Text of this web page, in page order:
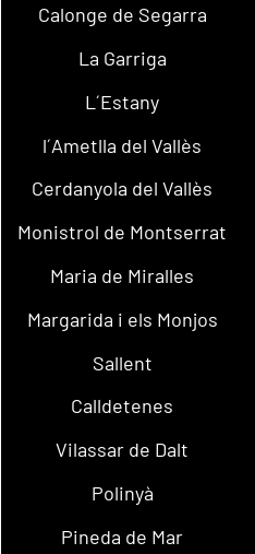
Calonge de Segarra
La Garriga
L´Estany
l´Ametlla del Vallès
Cerdanyola del Vallès
Monistrol de Montserrat
Maria de Miralles
Margarida i els Monjos
Sallent
Calldetenes
Vilassar de Dalt
Polinyà
Pineda de Mar